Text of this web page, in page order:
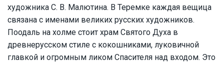
художника С. В. Малютина. В Теремке каждая вещица
связана с именами великих русских художников.
Поодаль на холме стоит храм Святого Духа в
древнерусском стиле с кокошниками, луковичной
главкой и огромным ликом Спасителя над входом. Это